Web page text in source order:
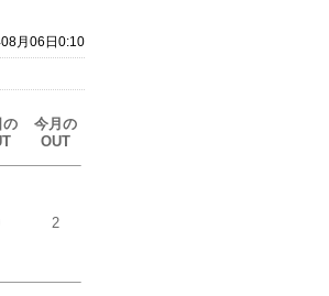
月06日0:10
の
今月の
OUT
2